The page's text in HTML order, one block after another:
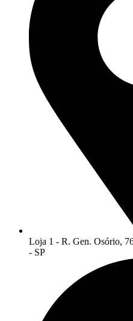
Loja 1 - R. Gen. Osório,
- SP